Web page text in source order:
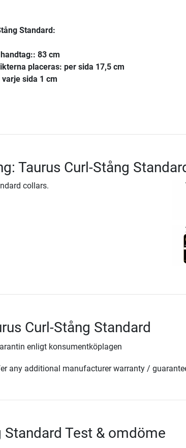
Standard:
83 cm
placeras: per sida 17,5 cm
sida 1 cm
Taurus Curl-Stång
collars.
Curl-Stång Standard
enligt konsumentköplagen
any additional manufacturer warranty /
Standard Test & omdöme